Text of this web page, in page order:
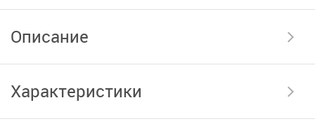
Описание
Характеристики